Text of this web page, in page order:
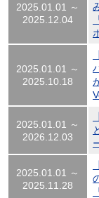
2025.01.01 ～
2025.12.04
2025.01.01 ～
2025.10.18
2025.01.01 ～
2026.12.03
2025.01.01 ～
2025.11.28